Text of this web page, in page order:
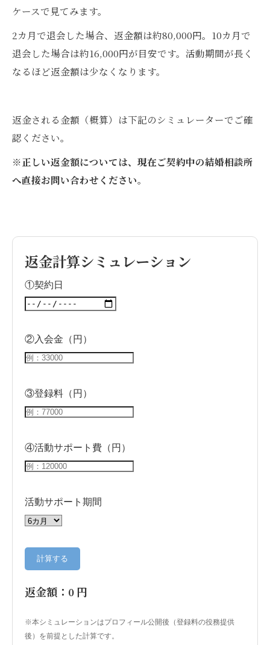
ケースで見てみます。
2カ月で退会した場合、返金額は約80,000円。10カ月で
退会した場合は約16,000円が目安です。活動期間が長く
なるほど返金額は少なくなります。
返金される金額（概算）は下記のシミュレーターでご確
認ください。
※正しい返金額については、現在ご契約中の結婚相談所
へ直接お問い合わせください。
返金計算シミュレーション
①契約日
②入会金（円）
③登録料（円）
④活動サポート費（円）
活動サポート期間
計算する
返金額： 0円
※本シミュレーションはプロフィール公開後（登録料の役務提供
後）を前提とした計算です。